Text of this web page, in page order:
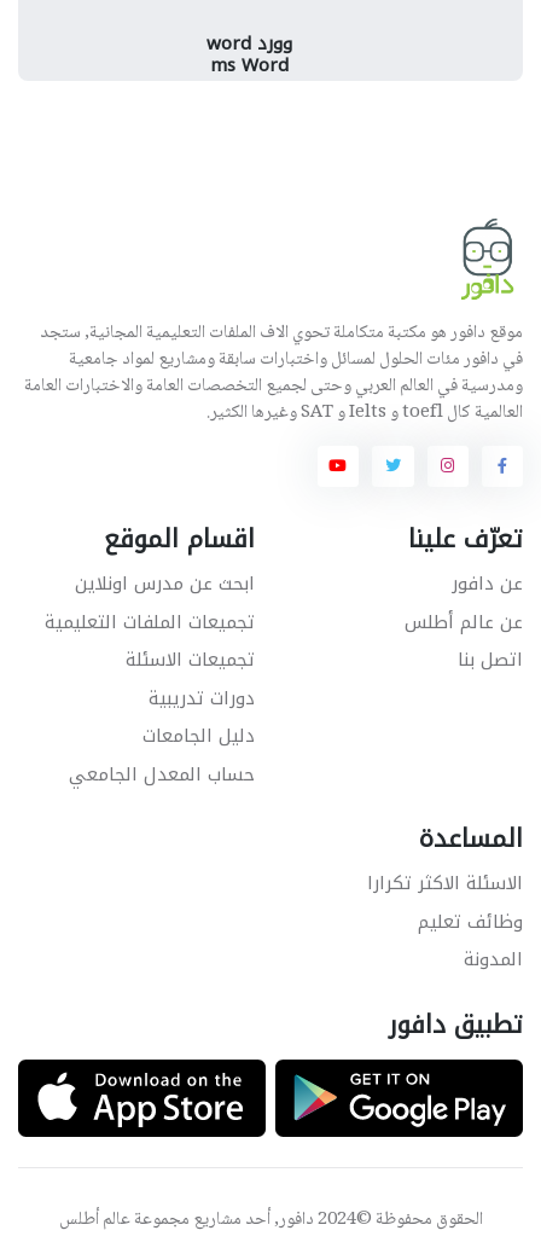
وورد word
ms Word
موقع دافور هو مكتبة متكاملة تحوي الاف الملفات التعليمية المجانية, ستجد
في دافور مئات الحلول لمسائل واختبارات سابقة ومشاريع لمواد جامعية
ومدرسية في العالم العربي وحتى لجميع التخصصات العامة والاختبارات العامة
العالمية كال toefl و Ielts و SAT وغيرها الكثير.
تعرّف علينا
عن دافور
عن عالم أطلس
اتصل بنا
اقسام الموقع
ابحث عن مدرس اونلاين
تجميعات الملفات التعليمية
تجميعات الاسئلة
دورات تدريبية
دليل الجامعات
حساب المعدل الجامعي
المساعدة
الاسئلة الاكثر تكرارا
وظائف تعليم
المدونة
تطبيق دافور
الحقوق محفوظة ©2024 دافور, أحد مشاريع مجموعة عالم أطلس